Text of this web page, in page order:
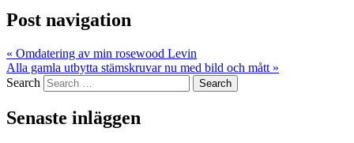
Post navigation
« Omdatering av min rosewood Levin
Alla gamla utbytta stämskruvar nu med bild och mått »
Search
Senaste inläggen